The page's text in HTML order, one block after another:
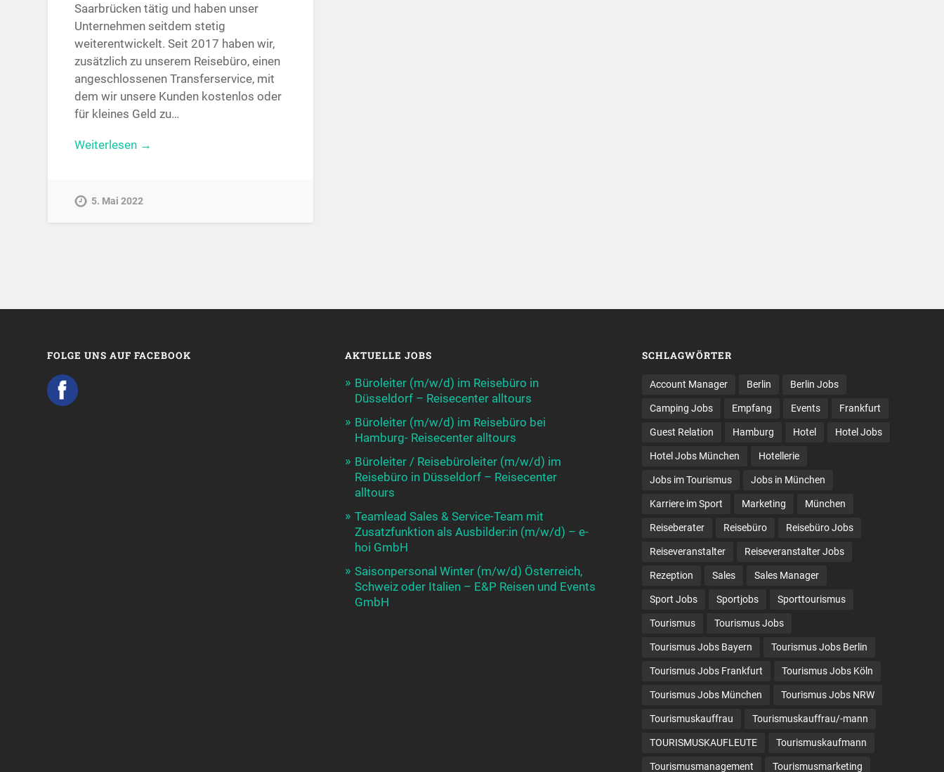
Saarbrücken tätig und haben unser
Unternehmen seitdem stetig
weiterentwickelt. Seit 2017 haben wir,
zusätzlich zu unserem Reisebüro, einen
angeschlossenen Transferservice, mit
dem wir unsere Kunden kostenlos oder
für kleines Geld zu…
Weiterlesen →
5. Mai 2022
FOLGE UNS AUF FACEBOOK AKTUELLE JOBS
Büroleiter (m/w/d) im Reisebüro in
Düsseldorf – Reisecenter alltours
Büroleiter (m/w/d) im Reisebüro bei
Hamburg- Reisecenter alltours
Büroleiter / Reisebüroleiter (m/w/d) im
Reisebüro in Düsseldorf – Reisecenter
alltours
Teamlead Sales & Service-Team mit
Zusatzfunktion als Ausbilder:in (m/w/d) – e-
hoi GmbH
Saisonpersonal Winter (m/w/d) Österreich,
Schweiz oder Italien – E&P Reisen und Events
GmbH
SCHLAGWÖRTER
Account Manager Berlin Berlin Jobs
Camping Jobs Empfang Events Frankfurt
Guest Relation Hamburg Hotel Hotel Jobs
Hotel Jobs München Hotellerie
Jobs im Tourismus Jobs in München
Karriere im Sport Marketing München
Reiseberater Reisebüro Reisebüro Jobs
Reiseveranstalter Reiseveranstalter Jobs
Rezeption Sales Sales Manager
Sport Jobs Sportjobs Sporttourismus
Tourismus Tourismus Jobs
Tourismus Jobs Bayern Tourismus Jobs Berlin
Tourismus Jobs Frankfurt Tourismus Jobs Köln
Tourismus Jobs München Tourismus Jobs NRW
Tourismuskauffrau Tourismuskauffrau/-mann
TOURISMUSKAUFLEUTE Tourismuskaufmann
Tourismusmanagement Tourismusmarketing